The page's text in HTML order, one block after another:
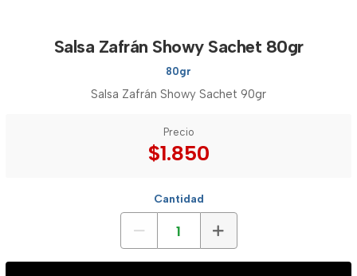
Salsa Zafrán Showy Sachet 80gr
80gr
Salsa Zafrán Showy Sachet 90gr
Precio
$1.850
Cantidad